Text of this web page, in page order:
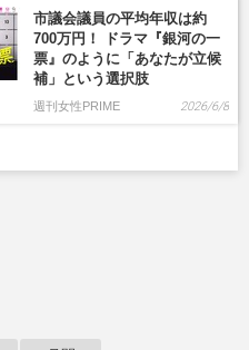
市議会議員の平均年収は約
700万円！ ドラマ『銀河の一
票』のように「あなたが立候
補」という選択肢
週刊女性PRIME 2026/6/8